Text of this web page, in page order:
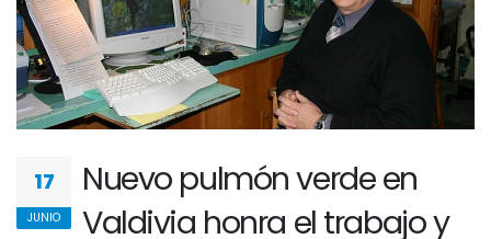
17
JUNIO
Nuevo pulmón verde en
Valdivia honra el trabajo y